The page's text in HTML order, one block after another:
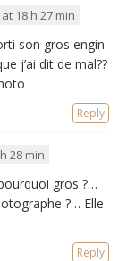
18 h 27 min
son gros engin
j’ai dit de mal??
Reply
28 min
gros ?…
?… Elle
Reply